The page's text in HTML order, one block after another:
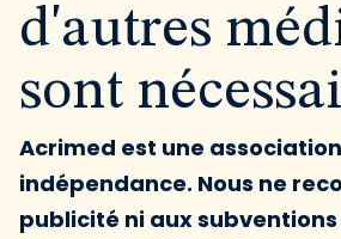
d'autres
sont
Acrimed est une
indépendance. Nous ne
publicité ni aux